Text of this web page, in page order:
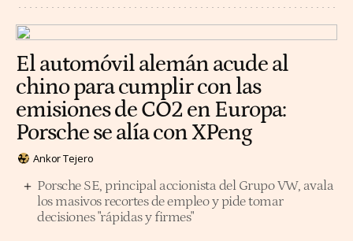
El automóvil alemán acude al
chino para cumplir con las
emisiones de CO2 en Europa:
Porsche se alía con XPeng
Ankor Tejero
Porsche SE, principal accionista del Grupo VW, avala
los masivos recortes de empleo y pide tomar
decisiones "rápidas y firmes"